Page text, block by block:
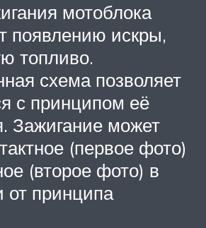
мотоблока
появлению искры,
топливо.
схема позволяет
с принципом её
Зажигание может
(первое фото)
(второе фото) в
от принципа